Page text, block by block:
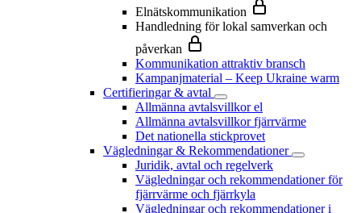
Elnätskommunikation
Handledning för lokal samverkan och
påverkan
Kommunikation attraktiv bransch
Kampanjmaterial – Keep Ukraine warm
Certifieringar & avtal
Allmänna avtalsvillkor el
Allmänna avtalsvillkor fjärrvärme
Det nationella stickprovet
Vägledningar & Rekommendationer
Juridik, avtal och regelverk
Vägledningar och rekommendationer för
fjärrvärme och fjärrkyla
Vägledningar och rekommendationer i